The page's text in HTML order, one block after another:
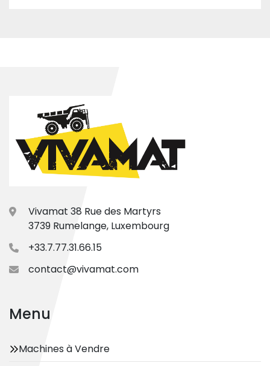
Vivamat 38 Rue des Martyrs
3739 Rumelange, Luxembourg
+33.7.77.31.66.15
contact@vivamat.com
Menu
Machines à Vendre